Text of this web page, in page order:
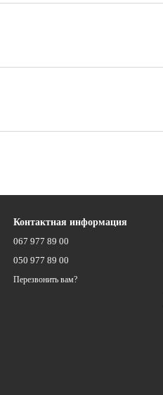
Контактная информация
067 977 89 00
050 977 89 00
Перезвонить вам?